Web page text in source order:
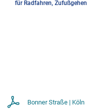
für Radfahren,
Bonner Straße | Köln